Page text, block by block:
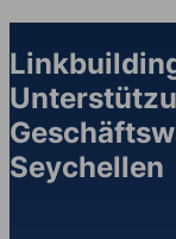
Seychellen